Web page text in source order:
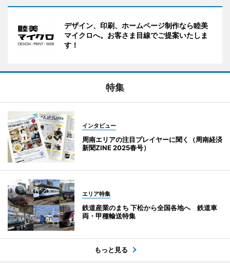
デザイン、印刷、ホームページ制作なら睦美
マイクロへ。お客さま目線でご提案いたしま
す！
特集
インタビュー
周南エリアの注目プレイヤーに聞く（周南経済
新聞ZINE 2025春号）
エリア特集
鉄道産業のまち 下松から全国各地へ 鉄道車
両・甲種輸送特集
もっと見る